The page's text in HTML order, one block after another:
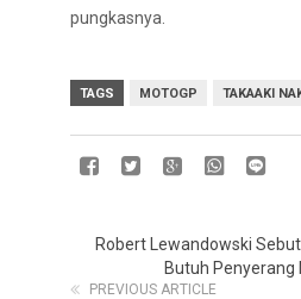
pungkasnya.
TAGS MOTOGP TAKAAKI
Robert Lewandowski
Butuh Penyerang
PREVIOUS ARTICLE